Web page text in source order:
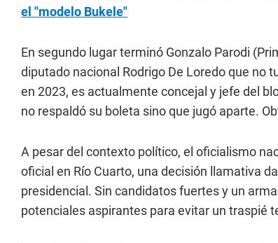
el "modelo Bukele"
En segundo lugar terminó Gonzalo Parodi
diputado nacional Rodrigo De Loredo que no
en 2023, es actualmente concejal y jefe del
no respaldó su boleta sino que jugó aparte.
A pesar del contexto político, el oficialismo
oficial en Río Cuarto, una decisión llamativa
presidencial. Sin candidatos fuertes y un
potenciales aspirantes para evitar un traspié